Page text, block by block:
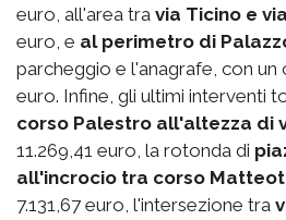
euro, all'area tra via Ticino e
euro, e al perimetro di
parcheggio e l'anagrafe, con un
euro. Infine, gli ultimi interventi
corso Palestro all'altezza di
11.269,41 euro, la rotonda di
all'incrocio tra corso
7.131,67 euro, l'intersezione tra